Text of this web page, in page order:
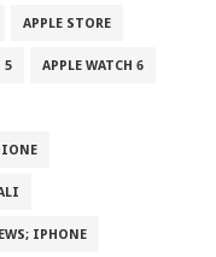
APPLE STORE
5 APPLE WATCH 6
IPHONE